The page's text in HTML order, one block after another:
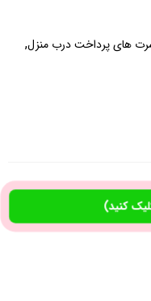
های پرداخت درب منزل,
کنید)